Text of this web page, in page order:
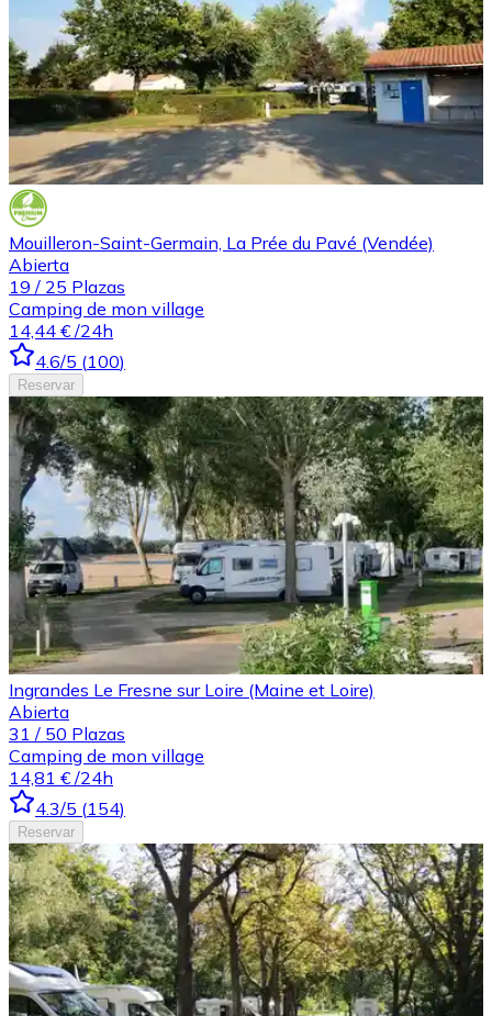
Mouilleron-Saint-Germain, La Prée du Pavé (Vendée)
Abierta
19 / 25 Plazas
Camping de mon village
14,44 € /24h
4.6/5 (100)
Reservar
Ingrandes Le Fresne sur Loire (Maine et Loire)
Abierta
31 / 50 Plazas
Camping de mon village
14,81 € /24h
4.3/5 (154)
Reservar